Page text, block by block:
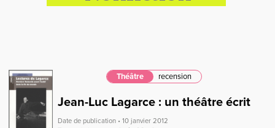
Théâtre recension
Jean-Luc Lagarce : un théâtre écrit
Date de publication • 10 janvier 2012